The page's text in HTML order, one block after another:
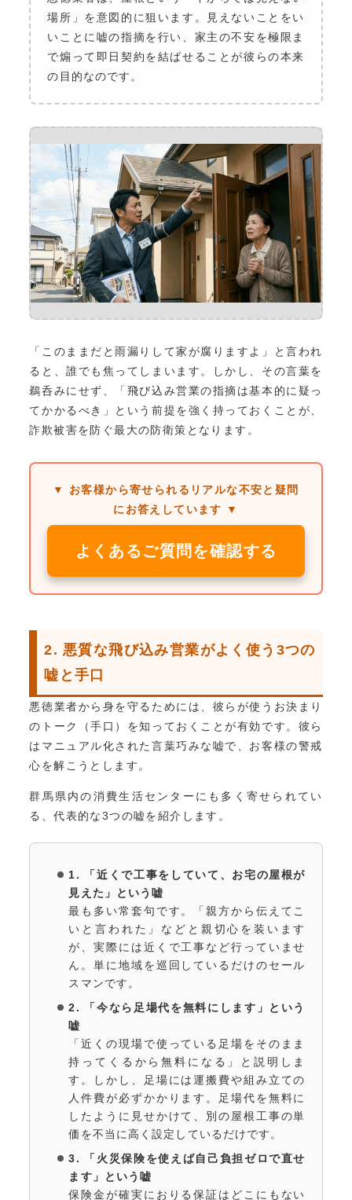
場所」を意図的に狙います。見えないことをい
いことに嘘の指摘を行い、家主の不安を極限ま
で煽って即日契約を結ばせることが彼らの本来
の目的なのです。
「このままだと雨漏りして家が腐りますよ」と言われ
ると、誰でも焦ってしまいます。しかし、その言葉を
鵜呑みにせず、「飛び込み営業の指摘は基本的に疑っ
てかかるべき」という前提を強く持っておくことが、
詐欺被害を防ぐ最大の防衛策となります。
▼ お客様から寄せられるリアルな不安と疑問
にお答えしています ▼
よくあるご質問を確認する
2. 悪質な飛び込み営業がよく使う3つの
嘘と手口
悪徳業者から身を守るためには、彼らが使うお決まり
のトーク（手口）を知っておくことが有効です。彼ら
はマニュアル化された言葉巧みな嘘で、お客様の警戒
心を解こうとします。
群馬県内の消費生活センターにも多く寄せられてい
る、代表的な3つの嘘を紹介します。
1. 「近くで工事をしていて、お宅の屋根が
見えた」という嘘
最も多い常套句です。「親方から伝えてこ
いと言われた」などと親切心を装います
が、実際には近くで工事など行っていませ
ん。単に地域を巡回しているだけのセール
スマンです。
2. 「今なら足場代を無料にします」という
嘘
「近くの現場で使っている足場をそのまま
持ってくるから無料になる」と説明しま
す。しかし、足場には運搬費や組み立ての
人件費が必ずかかります。足場代を無料に
したように見せかけて、別の屋根工事の単
価を不当に高く設定しているだけです。
3. 「火災保険を使えば自己負担ゼロで直せ
ます」という嘘
保険金が確実におりる保証はどこにもない